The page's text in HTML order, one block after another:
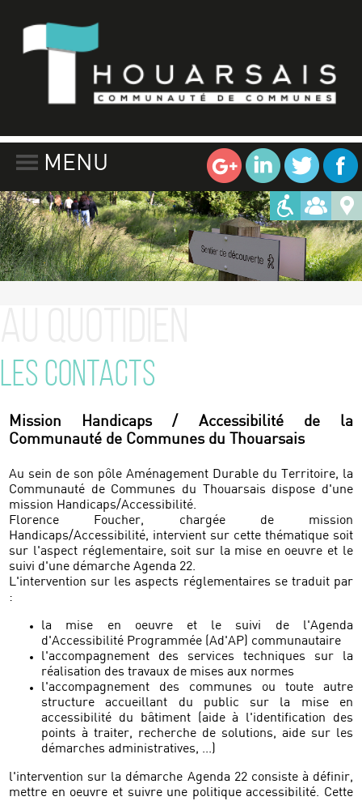
MENU
LES CONTACTS
Mission Handicaps / Accessibilité de la
Communauté de Communes du Thouarsais
Au sein de son pôle Aménagement Durable du Territoire, la
Communauté de Communes du Thouarsais dispose d'une
mission Handicaps/Accessibilité.
Florence Foucher, chargée de mission
Handicaps/Accessibilité, intervient sur cette thématique soit
sur l'aspect réglementaire, soit sur la mise en oeuvre et le
suivi d'une démarche Agenda 22.
L'intervention sur les aspects réglementaires se traduit par
:
la mise en oeuvre et le suivi de l'Agenda
d'Accessibilité Programmée (Ad'AP) communautaire
l'accompagnement des services techniques sur la
réalisation des travaux de mises aux normes
l'accompagnement des communes ou toute autre
structure accueillant du public sur la mise en
accessibilité du bâtiment (aide à l'identification des
points à traiter, recherche de solutions, aide sur les
démarches administratives, ...)
l'intervention sur la démarche Agenda 22 consiste à définir,
mettre en oeuvre et suivre une politique accessibilité. Cette